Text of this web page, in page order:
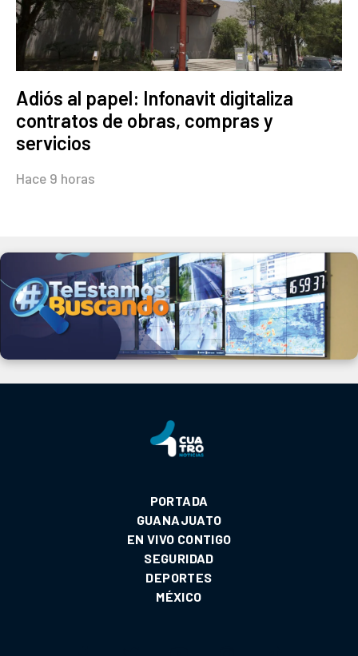
Adiós al papel: Infonavit digitaliza
contratos de obras, compras y
servicios
Hace 9 horas
PORTADA
GUANAJUATO
EN VIVO CONTIGO
SEGURIDAD
DEPORTES
MÉXICO